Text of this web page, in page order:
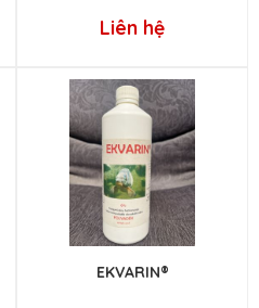
Liên hệ
EKVARIN®